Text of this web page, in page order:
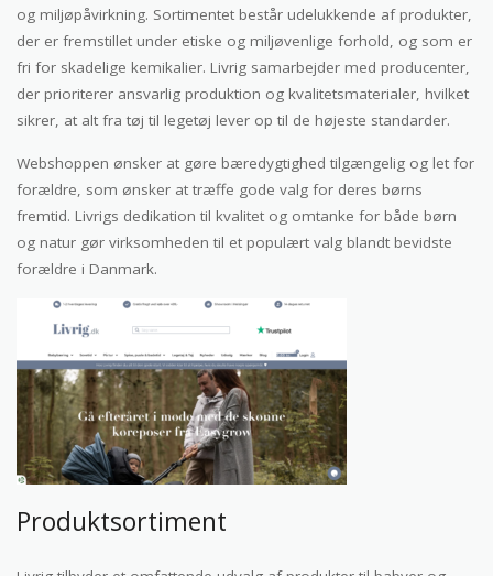
og miljøpåvirkning. Sortimentet består udelukkende af produkter,
der er fremstillet under etiske og miljøvenlige forhold, og som er
fri for skadelige kemikalier. Livrig samarbejder med producenter,
der prioriterer ansvarlig produktion og kvalitetsmaterialer, hvilket
sikrer, at alt fra tøj til legetøj lever op til de højeste standarder.
Webshoppen ønsker at gøre bæredygtighed tilgængelig og let for
forældre, som ønsker at træffe gode valg for deres børns
fremtid. Livrigs dedikation til kvalitet og omtanke for både børn
og natur gør virksomheden til et populært valg blandt bevidste
forældre i Danmark.
Produktsortiment